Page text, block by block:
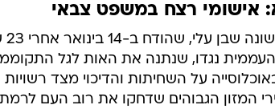
אישומי רצח במשפט צבאי
נגדו, שנתנה את האות לגל
על השחיתות והדיכוי מצד רשויות
המזון הגבוהים שדחקו את רוב העם לרמת